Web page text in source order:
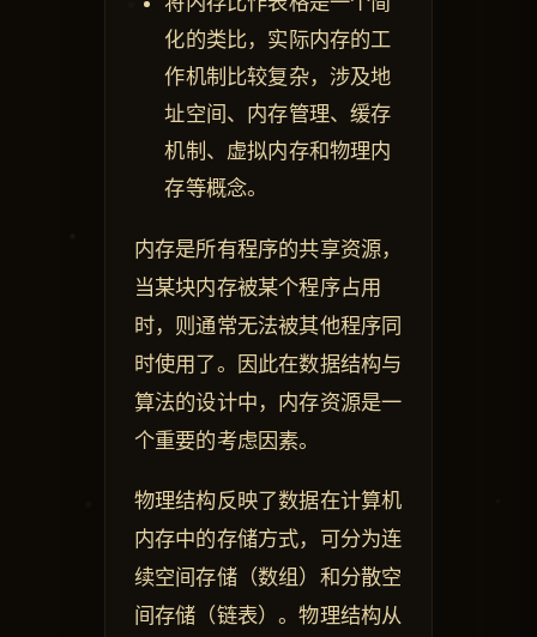
化的类比，实际内存的工
作机制比较复杂，涉及地
址空间、内存管理、缓存
机制、虚拟内存和物理内
存等概念。
内存是所有程序的共享资源，
当某块内存被某个程序占用
时，则通常无法被其他程序同
时使用了。因此在数据结构与
算法的设计中，内存资源是一
个重要的考虑因素。
物理结构反映了数据在计算机
内存中的存储方式，可分为连
续空间存储（数组）和分散空
间存储（链表）。物理结构从